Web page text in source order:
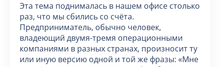
Эта тема поднималась в нашем офисе столько
раз, что мы сбились со счёта.
Предприниматель, обычно человек,
владеющий двумя-тремя операционными
компаниями в разных странах, произносит ту
или иную версию одной и той же фразы: «Мне